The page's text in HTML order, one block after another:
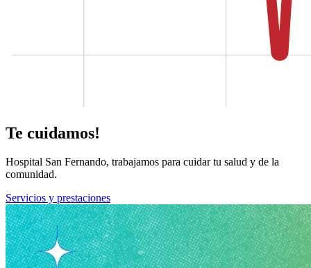
Te cuidamos!
Hospital San Fernando, trabajamos para cuidar tu salud y de la
comunidad.
Servicios y prestaciones